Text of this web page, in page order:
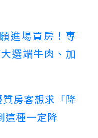
進場買房！專
選端牛肉、加
房客想求「降
這種一定降